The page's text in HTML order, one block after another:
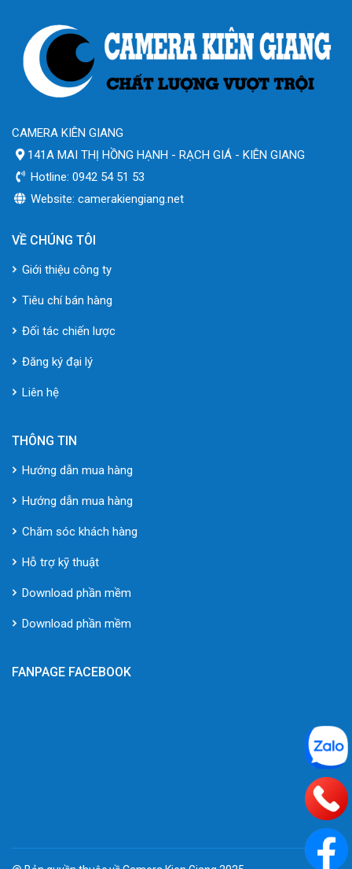
CAMERA KIÊN GIANG
141A MAI THỊ HỒNG HẠNH - RẠCH GIÁ - KIÊN GIANG
Hotline: 0942 54 51 53
Website: camerakiengiang.net
VỀ CHÚNG TÔI
Giới thiệu công ty
Tiêu chí bán hàng
Đối tác chiến lược
Đăng ký đại lý
Liên hệ
THÔNG TIN
Hướng dẫn mua hàng
Hướng dẫn mua hàng
Chăm sóc khách hàng
Hỗ trợ kỹ thuật
Download phần mềm
Download phần mềm
FANPAGE FACEBOOK